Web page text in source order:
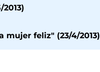
mujer feliz" (23/4/2013)